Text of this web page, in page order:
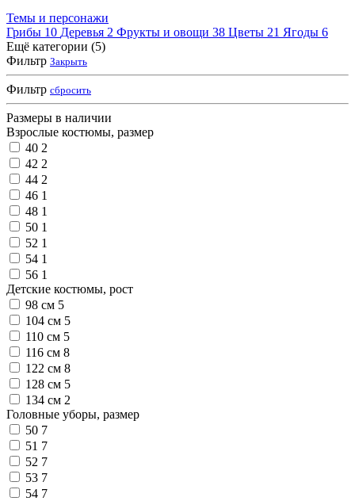
Темы и персонажи
Грибы 10 Деревья 2 Фрукты и овощи 38 Цветы 21 Ягоды 6
Ещё категории (5)
Фильтр Закрыть
Фильтр сбросить
Размеры в наличии
Взрослые костюмы, размер
40 2
42 2
44 2
46 1
48 1
50 1
52 1
54 1
56 1
Детские костюмы, рост
98 см 5
104 см 5
110 см 5
116 см 8
122 см 8
128 см 5
134 см 2
Головные уборы, размер
50 7
51 7
52 7
53 7
54 7